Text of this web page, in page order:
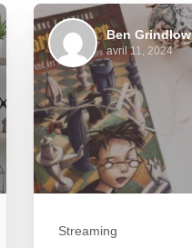
Ben Grindlow
avril 11, 2024
Streaming